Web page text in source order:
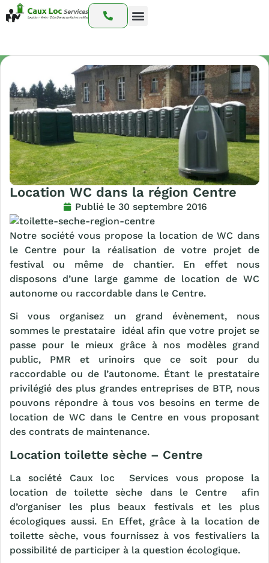
Location WC dans la région Centre
Publié le 30 septembre 2016
Notre société vous propose la location de WC dans
le Centre pour la réalisation de votre projet de
festival ou même de chantier. En effet nous
disposons d’une large gamme de location de WC
autonome ou raccordable dans le Centre.
Si vous organisez un grand évènement, nous
sommes le prestataire idéal afin que votre projet se
passe pour le mieux grâce à nos modèles grand
public, PMR et urinoirs que ce soit pour du
raccordable ou de l’autonome. Étant le prestataire
privilégié des plus grandes entreprises de BTP, nous
pouvons répondre à tous vos besoins en terme de
location de WC dans le Centre en vous proposant
des contrats de maintenance.
Location toilette sèche – Centre
La société Caux loc Services vous propose la
location de toilette sèche dans le Centre afin
d’organiser les plus beaux festivals et les plus
écologiques aussi. En Effet, grâce à la location de
toilette sèche, vous fournissez à vos festivaliers la
possibilité de participer à la question écologique.